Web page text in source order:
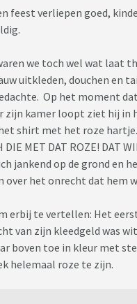
feest verliepen goed,
we toch wel wat laat
uitkleden, douchen en
Op het moment
zijn kamer loopt ziet hij in
shirt met het roze hartje.
DIE MET DAT ROZE! DAT
jankend op de grond en
over het onrecht dat hem
erbij te vertellen: Het
van zijn kleedgeld was
boven toe in kleur met
helemaal roze te zijn.